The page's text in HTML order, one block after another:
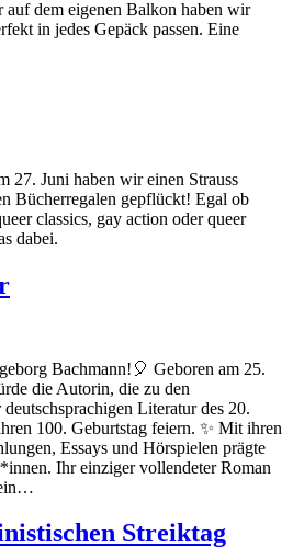
auf dem eigenen Balkon haben wir
in jedes Gepäck passen. Eine
27. Juni haben wir einen Strauss
Bücherregalen gepflückt! Egal ob
classics, gay action oder queer
dabei.
Bachmann!🎈 Geboren am 25.
die Autorin, die zu den
Literatur des 20.
100. Geburtstag feiern. ✨ Mit ihren
Essays und Hörspielen prägte
Ihr einziger vollendeter Roman
Streiktag